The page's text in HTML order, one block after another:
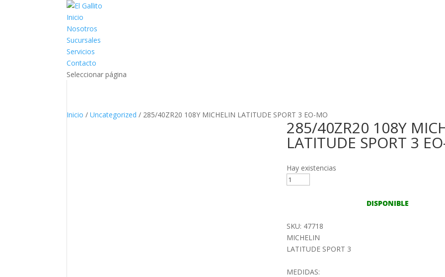
Inicio
Nosotros
Sucursales
Servicios
Contacto
Seleccionar página
Inicio /Uncategorized / 285/40ZR20 108Y MICHELIN LATITUDE SPORT 3 EO-MO
285/40ZR20 108Y
LATITUDE SPORT 3
Hay existencias
285/40ZR20
SPORT
3
EO-
cantidad
DISPONIBLE
SKU: 47718
MICHELIN
LATITUDE SPORT 3
MEDIDAS: